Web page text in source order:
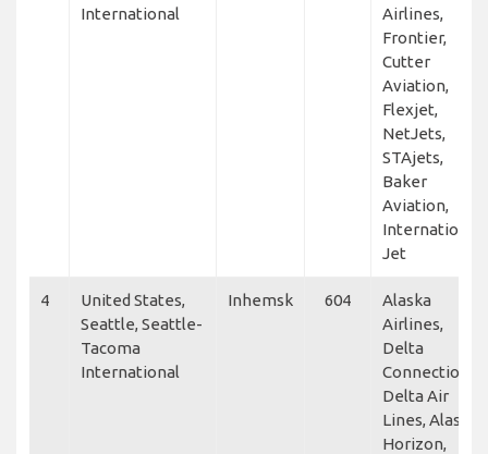
International
Airlines,
Frontier,
Cutter
Aviation,
Flexjet,
NetJets,
STAjets,
Baker
Aviation,
International
Jet
4
United States,
Seattle, Seattle-
Tacoma
International
Inhemsk 604
Alaska
Airlines,
Delta
Connection,
Delta Air
Lines, Alaska
Horizon,